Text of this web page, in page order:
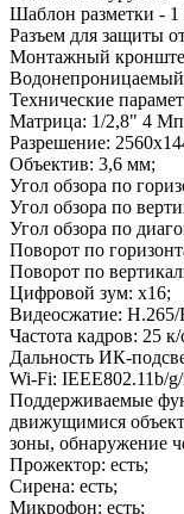
Шаблон разметки - 1
Разъем для защиты
Монтажный
Технические
Матрица: 1/2,8" 4
Разрешение:
Объектив: 3,6 мм;
Угол обзора по
Угол обзора по
Угол обзора по
Поворот по
Поворот по
Цифровой зум: х16;
Видеосжатие: H.265/
Частота кадров: 25 к/
Дальность ИК-
Wi-Fi: IEEE802.11b/
Поддерживаемые
движущимися
зоны, обнаружение
Прожектор: есть;
Сирена: есть;
Микрофон: есть;